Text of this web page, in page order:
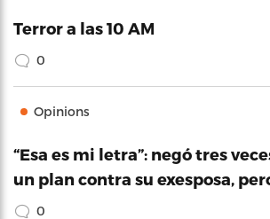
Terror a las 10 AM
0
Opinions
“Esa es mi letra”: negó tres
un plan contra su exesposa,
0